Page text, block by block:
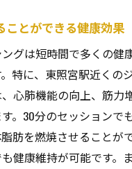
ことができる健康効果
グは短時間で多くの健
特に、東照宮駅近くの
心肺機能の向上、筋力
。30分のセッションで
肪を燃焼させることが
健康維持が可能です。